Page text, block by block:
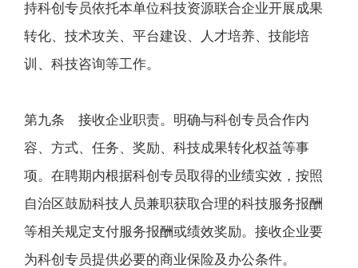
持科创专员依托本单位科技资源联合企业开展成果
转化、技术攻关、平台建设、人才培养、技能培
训、科技咨询等工作。
第九条 接收企业职责。明确与科创专员合作内
容、方式、任务、奖励、科技成果转化权益等事
项。在聘期内根据科创专员取得的业绩实效，按照
自治区鼓励科技人员兼职获取合理的科技服务报酬
等相关规定支付服务报酬或绩效奖励。接收企业要
为科创专员提供必要的商业保险及办公条件。